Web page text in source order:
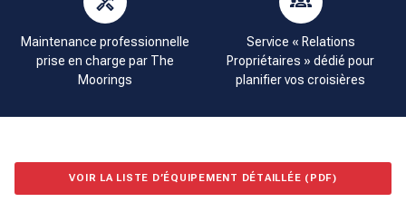
Maintenance professionnelle
prise en charge par The
Moorings
Service « Relations
Propriétaires » dédié pour
planifier vos croisières
VOIR LA LISTE D’ÉQUIPEMENT DÉTAILLÉE (PDF)